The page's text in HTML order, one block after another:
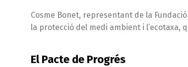
Cosme Bonet, representant de la
la protecció del medi ambient i l’ecotaxa,
El Pacte de Progrés